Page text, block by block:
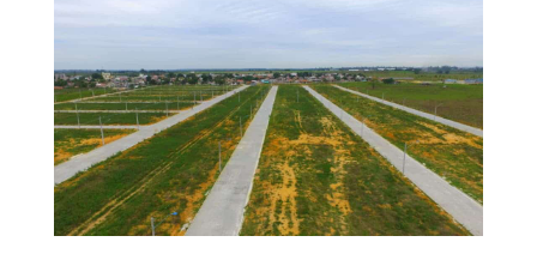
s
f
i
e
l
d
s
h